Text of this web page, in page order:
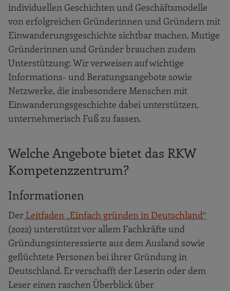
individuellen Geschichten und Geschäftsmodelle
von erfolgreichen Gründerinnen und Gründern mit
Einwanderungsgeschichte sichtbar machen. Mutige
Gründerinnen und Gründer brauchen zudem
Unterstützung: Wir verweisen auf wichtige
Informations- und Beratungsangebote sowie
Netzwerke, die insbesondere Menschen mit
Einwanderungsgeschichte dabei unterstützen,
unternehmerisch Fuß zu fassen.
Welche Angebote bietet das RKW
Kompetenzzentrum?
Informationen
Der Leitfaden „Einfach gründen in Deutschland“
(2022) unterstützt vor allem Fachkräfte und
Gründungsinteressierte aus dem Ausland sowie
geflüchtete Personen bei ihrer Gründung in
Deutschland. Er verschafft der Leserin oder dem
Leser einen raschen Überblick über